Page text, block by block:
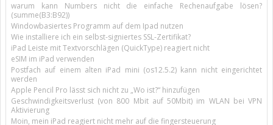
warum kann Numbers nicht die einfache Rechenaufgabe lösen?
(summe(B3:B92))
Windowbasiertes Programm auf dem Ipad nutzen
Wie installiere ich ein selbst-signiertes SSL-Zertifikat?
iPad Leiste mit Textvorschlägen (QuickType) reagiert nicht
eSIM im iPad verwenden
Postfach auf einem alten iPad mini (os12.5.2) kann nicht eingerichtet
werden
Apple Pencil Pro lässt sich nicht zu „Wo ist?“ hinzufügen
Geschwindigkeitsverlust (von 800 Mbit auf 50Mbit) im WLAN bei VPN
Aktivierung
Moin, mein iPad reagiert nicht mehr auf die fingersteuerung